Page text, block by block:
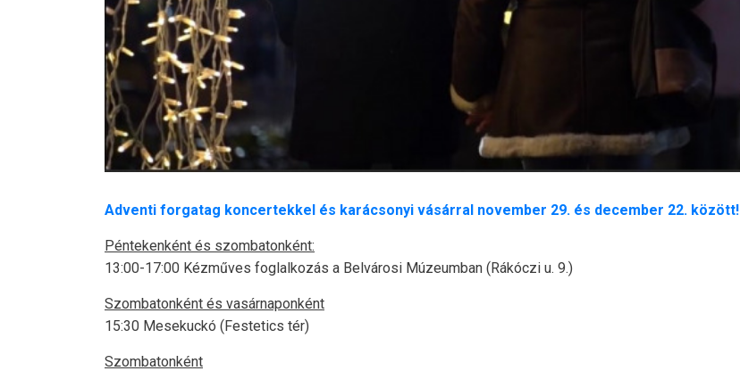
Adventi forgatag koncertekkel és karácsonyi vásárral november 29. és december 22. között!
Péntekenként és szombatonként:
13:00-17:00 Kézműves foglalkozás a Belvárosi Múzeumban (Rákóczi u. 9.)
Szombatonként és vasárnaponként
15:30 Mesekuckó (Festetics tér)
Szombatonként